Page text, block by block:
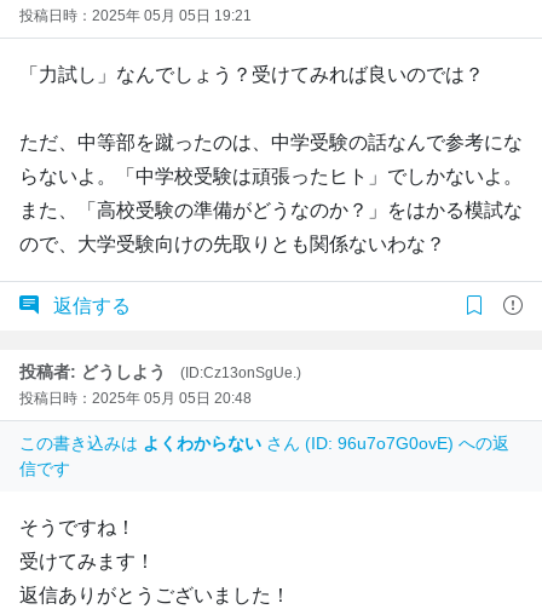
投稿日時：2025年 05月 05日 19:21
「力試し」なんでしょう？受けてみれば良いのでは？
ただ、中等部を蹴ったのは、中学受験の話なんで参考にな
らないよ。「中学校受験は頑張ったヒト」でしかないよ。
また、「高校受験の準備がどうなのか？」をはかる模試な
ので、大学受験向けの先取りとも関係ないわな？
返信する
投稿者: どうしよう
(ID:Cz13onSgUe.)
投稿日時：2025年 05月 05日 20:48
この書き込みは よくわからない さん (ID: 96u7o7G0ovE) への返
信です
そうですね！
受けてみます！
返信ありがとうございました！